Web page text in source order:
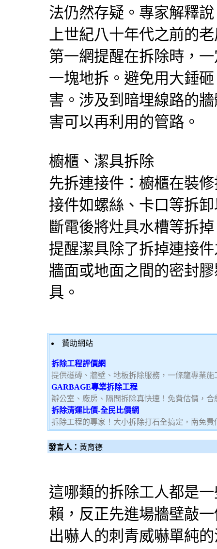
法仍然存疑。專家解釋
上世紀八十年代之前的
第一網提醒在拆除時，
一塊地拆。避免用大錘
害。涉及到暗埋線路的
害可以再利用的管路。
櫥櫃、潔具拆除
先拆連接件：櫥櫃在裝
接件如螺絲、卡口等拆
斷電後將灶具水槽等拆
提醒潔具除了拆掉連接
牆面或地面之間的密封
具。
贊助網站
拆除工程評價網
提供磁磚、牆壁、地板拆除服務，一條龍專業
GARBAGE專業拆除工程
辦公室、廠房、隔間拆除真快速！免費估價，
拆除清運比價-全民比價網
拆除工程的專家！大小拆除打石全搞定，南免
發言人： 黃育德
這哪類的拆除工人都是
賴，反正先進場牆壁敲
出嚇人的刺青威嚇單純